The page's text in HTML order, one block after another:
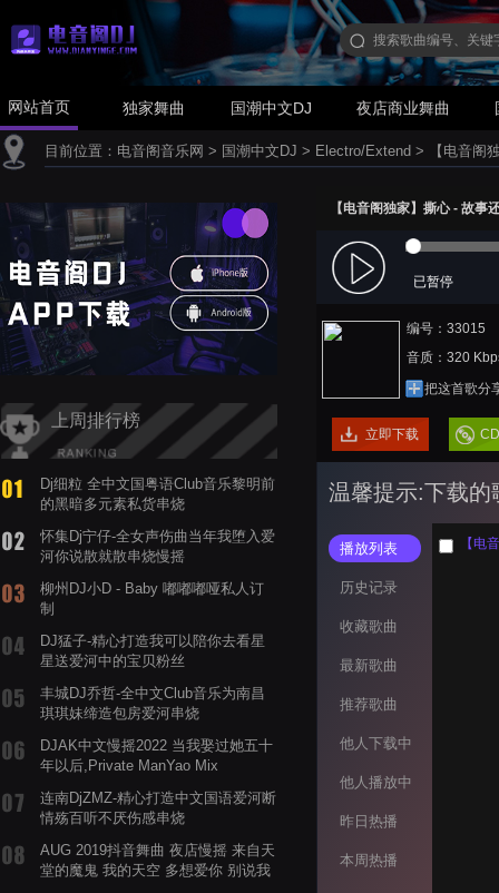
网站首页 独家舞曲 国潮中文DJ 夜店商业舞曲
目前位置： 电音阁音乐网 > 国潮中文DJ > Electro/Extend > 【电音阁
上周排行榜
Dj细粒 全中文国粤语Club音乐黎明前
的黑暗多元素私货串烧
怀集Dj宁仔-全女声伤曲当年我堕入爱
河你说散就散串烧慢摇
柳州DJ小D - Baby 嘟嘟嘟哑私人订
制
DJ猛子-精心打造我可以陪你去看星
星送爱河中的宝贝粉丝
丰城DJ乔哲-全中文Club音乐为南昌
琪琪妹缔造包房爱河串烧
DJAK中文慢摇2022 当我娶过她五十
年以后,Private ManYao Mix
连南DjZMZ-精心打造中文国语爱河断
情殇百听不厌伤感串烧
AUG 2019抖音舞曲 夜店慢摇 来自天
堂的魔鬼 我的天空 多想爱你 别说我
【电音阁独家】撕心 - 故
已暂停
编号：33015
音质：320
把这首歌分
立即下载
温馨提示:下载的
播放列表
历史记录
收藏歌曲
最新歌曲
推荐歌曲
他人下载中
他人播放中
昨日热播
本周热播
【电